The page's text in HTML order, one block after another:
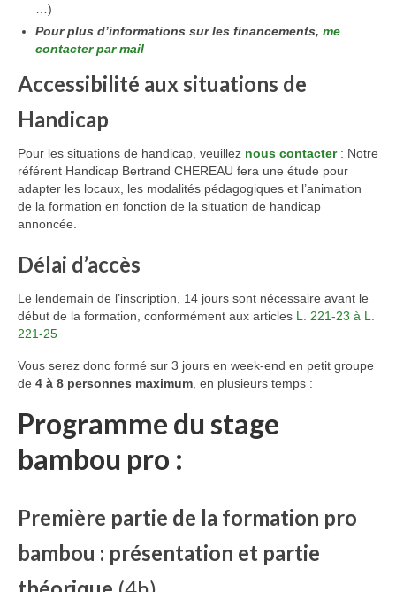
…)
Pour plus d’informations sur les financements, me
contacter par mail
Accessibilité aux situations de
Handicap
Pour les situations de handicap, veuillez nous contacter: Notre
référent Handicap Bertrand CHEREAU fera une étude pour
adapter les locaux, les modalités pédagogiques et l’animation
de la formation en fonction de la situation de handicap
annoncée.
Délai d’accès
Le lendemain de l’inscription, 14 jours sont nécessaire avant le
début de la formation, conformément aux articles L. 221-23 à L.
221-25
Vous serez donc formé sur 3 jours en week-end en petit groupe
de 4 à 8 personnes maximum , en plusieurs temps :
Programme du stage
bambou pro :
Première partie de la formation pro
bambou : présentation et partie